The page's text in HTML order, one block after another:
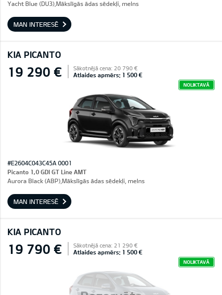
Yacht Blue (DU3),Mākslīgās ādas sēdekļi, melns
MAN INTERESĒ
KIA PICANTO
19 290 € Sākotnējā cena: 20 790 €
Atlaides apmērs: 1 500 €
NOLIKTAVĀ
#E2604C043C45A 0001
Picanto 1,0 GDI GT Line AMT
Aurora Black (ABP),Mākslīgās ādas sēdekļi, melns
MAN INTERESĒ
KIA PICANTO
19 790 € Sākotnējā cena: 21 290 €
Atlaides apmērs: 1 500 €
NOLIKTAVĀ